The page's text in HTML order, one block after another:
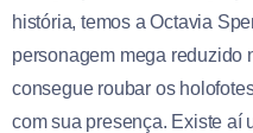
história, temos a Octavia
personagem mega reduzido
consegue roubar os
com sua presença. Existe aí